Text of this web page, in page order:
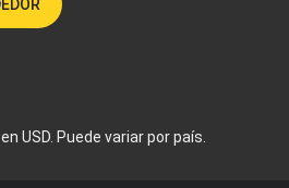
USD. Puede variar por país.